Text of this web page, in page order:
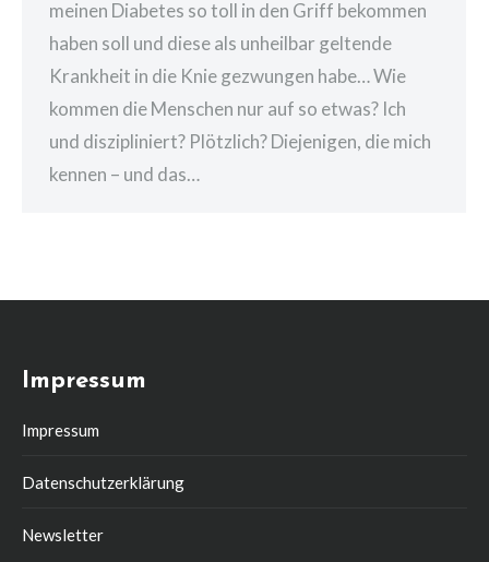
meinen Diabetes so toll in den Griff bekommen
haben soll und diese als unheilbar geltende
Krankheit in die Knie gezwungen habe… Wie
kommen die Menschen nur auf so etwas? Ich
und diszipliniert? Plötzlich? Diejenigen, die mich
kennen – und das…
Impressum
Impressum
Datenschutzerklärung
Newsletter